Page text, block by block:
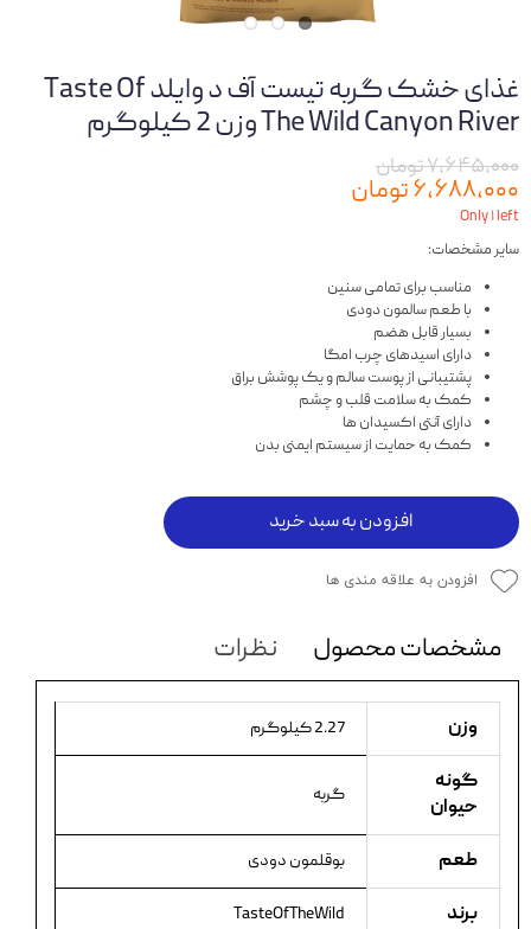
غذای خشک گربه تیست آف د وایلد Taste Of
The Wild Canyon River وزن 2 کیلوگرم
۷,۶۴۵,۰۰۰ تومان
۶,۶۸۸,۰۰۰ تومان
Only ۱ left
سایر مشخصات:
مناسب برای تمامی سنین
با طعم سالمون دودی
بسیار قابل هضم
دارای اسیدهای چرب امگا
پشتیبانی از پوست سالم و یک پوشش براق
کمک به سلامت قلب و چشم
دارای آنتی اکسیدان ها
کمک به حمایت از سیستم ایمنی بدن
افزودن به سبد خرید
افزودن به علاقه مندی ها
مشخصات محصول نظرات
وزن 2.27 کیلوگرم
گونه
حیوان
گربه
طعم بوقلمون دودی
برند TasteOfTheWild